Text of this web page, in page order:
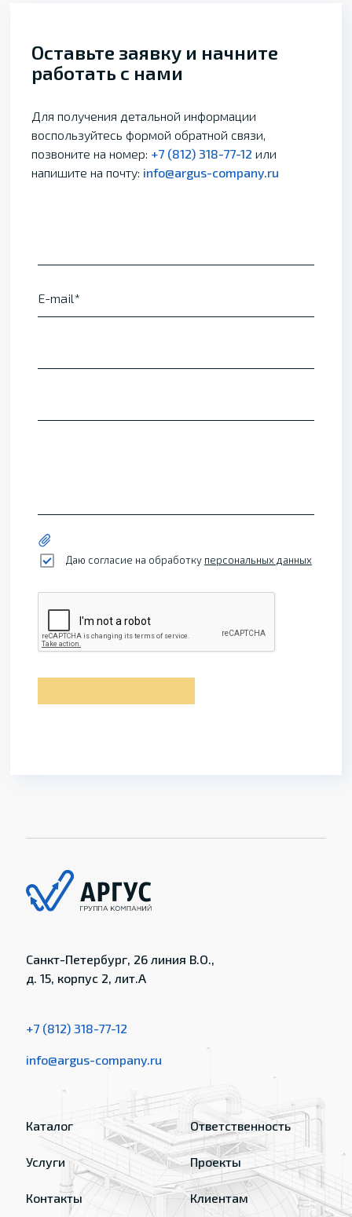
Оставьте заявку и начните
работать с нами
Для получения детальной информации
воспользуйтесь формой обратной связи,
позвоните на номер: +7 (812) 318-77-12 или
напишите на почту: info@argus-company.ru
E-mail
Даю согласие на обработку персональных данных
Санкт-Петербург, 26 линия В.О.,
д. 15, корпус 2, лит.А
+7 (812) 318-77-12
info@argus-company.ru
Каталог
Услуги
Контакты
Ответственность
Проекты
Клиентам